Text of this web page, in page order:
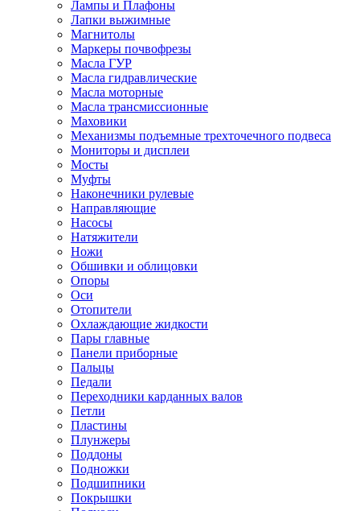
Лампы и Плафоны
Лапки выжимные
Магнитолы
Маркеры почвофрезы
Масла ГУР
Масла гидравлические
Масла моторные
Масла трансмиссионные
Маховики
Механизмы подъемные трехточечного подвеса
Мониторы и дисплеи
Мосты
Муфты
Наконечники рулевые
Направляющие
Насосы
Натяжители
Ножи
Обшивки и облицовки
Опоры
Оси
Отопители
Охлаждающие жидкости
Пары главные
Панели приборные
Пальцы
Педали
Переходники карданных валов
Петли
Пластины
Плунжеры
Поддоны
Подножки
Подшипники
Покрышки